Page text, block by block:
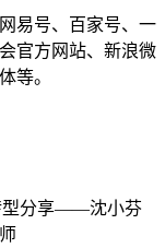
易号、百家号、一
官方网站、新浪微
等。
型分享——沈小芬